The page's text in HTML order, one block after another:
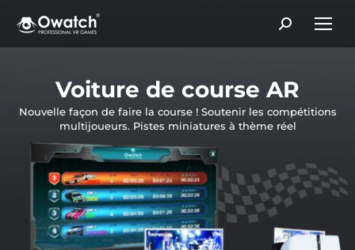
Search:
Voiture de course AR
Nouvelle façon de faire la course ! Soutenir les compétitions
multijoueurs. Pistes miniatures à thème réel